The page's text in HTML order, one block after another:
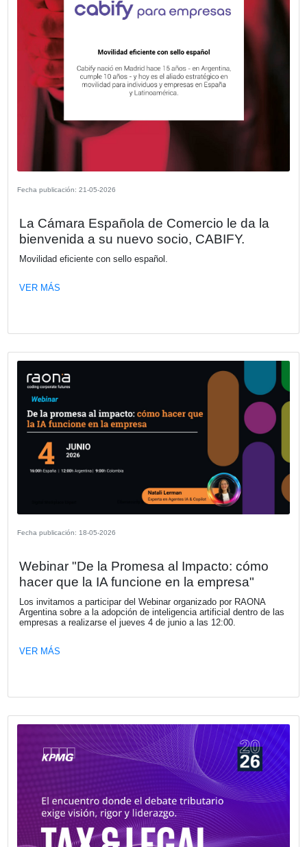
Del proyecto digital al cambio real:
procesos y adopción como motores
transformación efectiva
En este webinar vamos a analizar por qué muchas
incluso cuando la tecnología elegida es la correcta.